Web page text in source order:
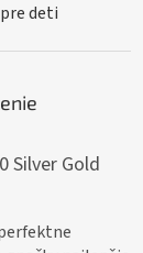
deti
Silver Gold
je 5 z 5 hviezdičiek.